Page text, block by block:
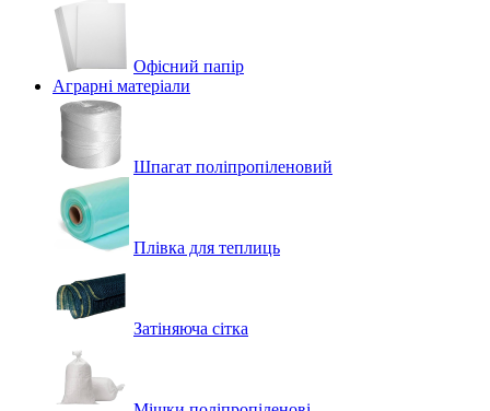
Офісний папір
Аграрні матеріали
Шпагат поліпропіленовий
Плівка для теплиць
Затіняюча сітка